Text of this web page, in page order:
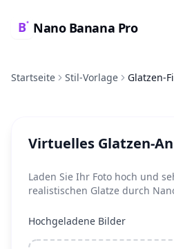
Nano Banana Pro
Startseite Stil-Vorlage Glatzen-
Virtuelles Glatzen-
Laden Sie Ihr Foto hoch und
realistischen Glatze durch
Hochgeladene Bilder